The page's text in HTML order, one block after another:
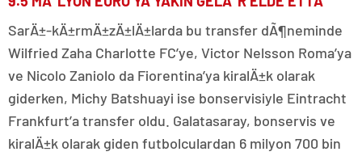
SarÄ±-kÄ±rmÄ±zÄ±lÄ±larda bu transfer dÃ¶neminde
Wilfried Zaha Charlotte FC’ye, Victor Nelsson Roma’ya
ve Nicolo Zaniolo da Fiorentina’ya kiralÄ±k olarak
giderken, Michy Batshuayi ise bonservisiyle Eintracht
Frankfurt’a transfer oldu. Galatasaray, bonservis ve
kiralÄ±k olarak giden futbolculardan 6 milyon 700 bin